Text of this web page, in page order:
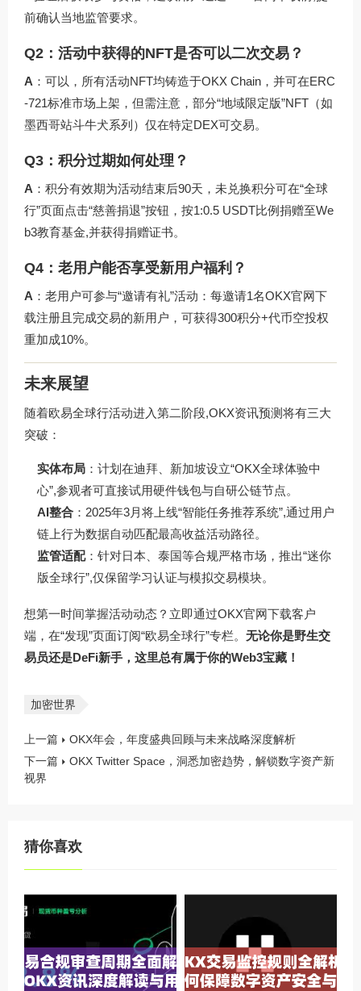
前确认当地监管要求。
Q2：活动中获得的NFT是否可以二次交易？
A ：可以，所有活动NFT均铸造于OKX Chain，并可在ERC
-721标准市场上架，但需注意，部分“地域限定版”NFT（如
墨西哥站斗牛犬系列）仅在特定DEX可交易。
Q3：积分过期如何处理？
A ：积分有效期为活动结束后90天，未兑换积分可在“全球
行”页面点击“慈善捐退”按钮，按1:0.5 USDT比例捐赠至We
b3教育基金,并获得捐赠证书。
Q4：老用户能否享受新用户福利？
A ：老用户可参与“邀请有礼”活动：每邀请1名OKX官网下
载注册且完成交易的新用户，可获得300积分+代币空投权
重加成10%。
未来展望
随着欧易全球行活动进入第二阶段,OKX资讯预测将有三大
突破：
实体布局 ：计划在迪拜、新加坡设立“OKX全球体验中
心”,参观者可直接试用硬件钱包与自研公链节点。
AI整合 ：2025年3月将上线“智能任务推荐系统”,通过用户
链上行为数据自动匹配最高收益活动路径。
监管适配：针对日本、泰国等合规严格市场，推出“迷你
版全球行”,仅保留学习认证与模拟交易模块。
想第一时间掌握活动动态？立即通过OKX官网下载客户
端，在“发现”页面订阅“欧易全球行”专栏。 无论你是野生交
易员还是DeFi新手，这里总有属于你的Web3宝藏！
加密世界
上一篇
OKX年会，年度盛典回顾与未来战略深度解析
下一篇
OKX Twitter Space，洞悉加密趋势，解锁数字资产新
视界
猜你喜欢